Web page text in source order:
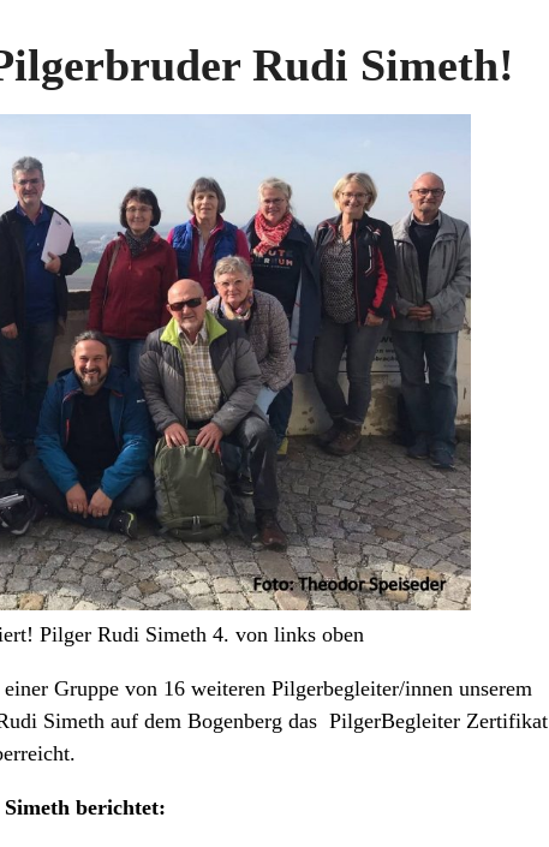
Rudi Simeth!
Pilger Rudi Simeth 4. von links oben
Gruppe von 16 weiteren Pilgerbegleiter/innen unserem
Simeth auf dem Bogenberg das PilgerBegleiter Zertifikat
berichtet: